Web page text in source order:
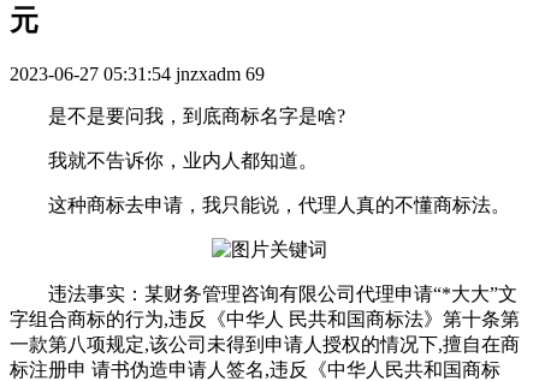
元
2023-06-27 05:31:54 jnzxadm 69
是不是要问我，到底商标名字是啥?
我就不告诉你，业内人都知道。
这种商标去申请，我只能说，代理人真的不懂商标法。
违法事实：某财务管理咨询有限公司代理申请“*大大”文
字组合商标的行为,违反《中华人 民共和国商标法》第十条第
一款第八项规定,该公司未得到申请人授权的情况下,擅自在商
标注册申 请书伪造申请人签名,违反《中华人民共和国商标